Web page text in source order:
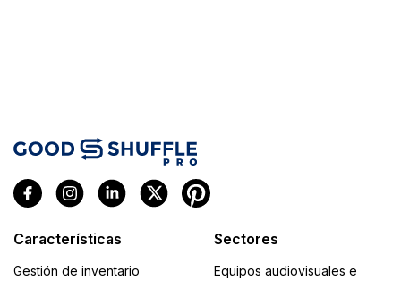
Características
Gestión de inventario
Sectores
Equipos audiovisuales e